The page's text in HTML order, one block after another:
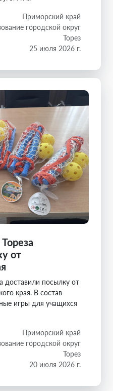
Приморский край
городской округ
Торез
25 июля 2026 г.
от
доставили посылку от
края. В состав
игры для учащихся
Приморский край
городской округ
Торез
20 июля 2026 г.